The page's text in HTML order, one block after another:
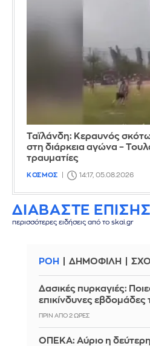
Ταϊλάνδη: Κεραυνός
στη διάρκεια αγώνα –
τραυματίες
ΚΟΣΜΟΣ 14:17, 05.08.2026
ΔΙΑΒΑΣΤΕ ΕΠΙΣΗΣ
περισσότερες ειδήσεις από το skai.gr
ΡΟΗ ΔΗΜΟΦΙΛΗ
Δασικές πυρκαγιές: Ποιες
επικίνδυνες εβδομάδες
ΠΡΙΝ ΑΠΌ 2 ΏΡΕΣ
ΟΠΕΚΑ: Αύριο η